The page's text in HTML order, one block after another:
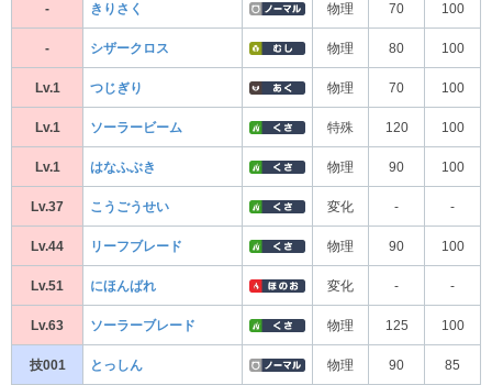
- きりさく 物理 70 100
- シザークロス 物理 80 100
Lv.1 つじぎり 物理 70 100
Lv.1 ソーラービーム 特殊 120 100
Lv.1 はなふぶき 物理 90 100
Lv.37 こうごうせい 変化 - -
Lv.44 リーフブレード 物理 90 100
Lv.51 にほんばれ 変化 - -
Lv.63 ソーラーブレード 物理 125 100
技001 とっしん 物理 90 85